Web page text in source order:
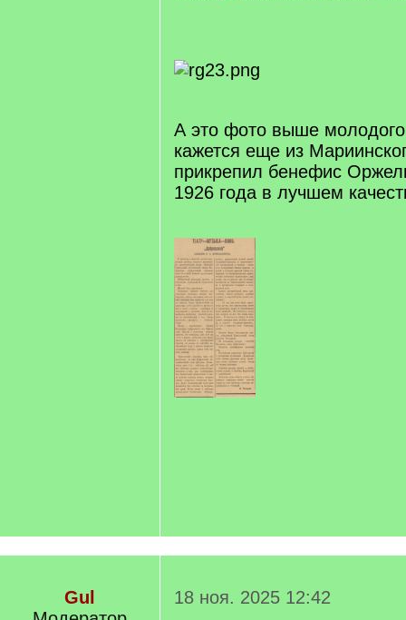
А это фото выше
кажется еще из
прикрепил бенефис
1926 года в лучшем
Gul
18 ноя. 2025 12:42